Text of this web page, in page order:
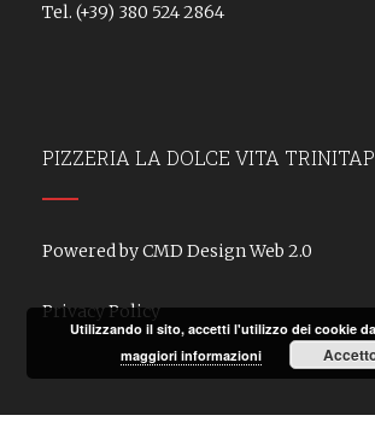
Tel. (+39) 380 524 2864
PIZZERIA LA DOLCE VITA
Powered by CMD Design Web 2.0
Privacy Policy
Utilizzando il sito, accetti l'utilizzo dei cookie
maggiori informazioni